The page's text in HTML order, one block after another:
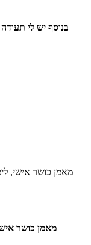
בנוסף יש לי תעודה
מאמן כושר אישי,
מאמן כושר